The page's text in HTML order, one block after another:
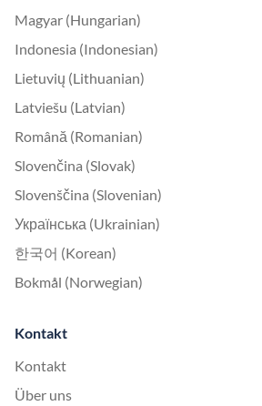
Magyar (Hungarian)
Indonesia (Indonesian)
Lietuvių (Lithuanian)
Latviešu (Latvian)
Română (Romanian)
Slovenčina (Slovak)
Slovenščina (Slovenian)
Українська (Ukrainian)
한국어 (Korean)
Bokmål (Norwegian)
Kontakt
Kontakt
Über uns